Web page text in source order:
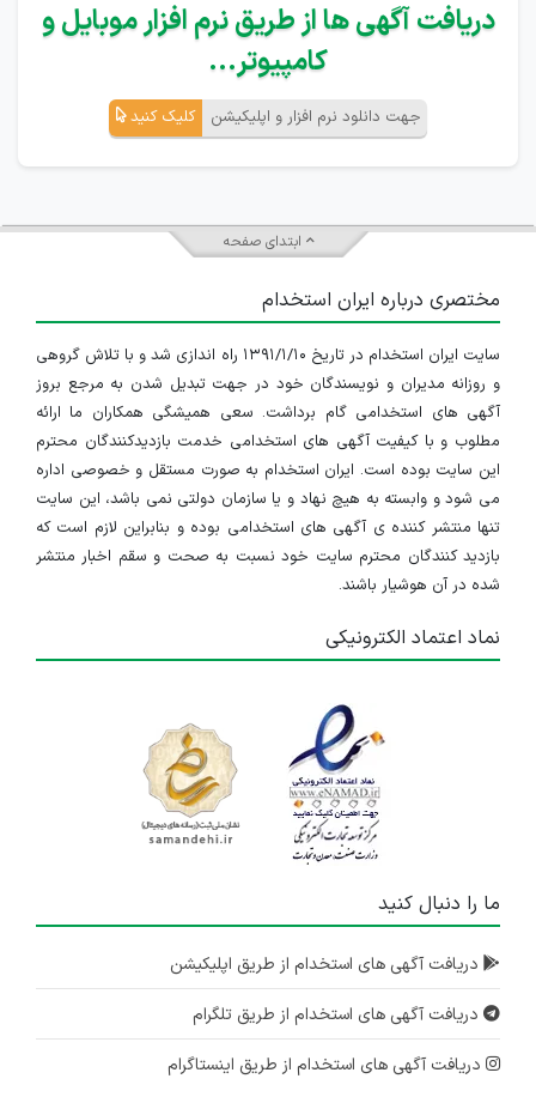
دریافت آگهی ها از طریق نرم افزار موبایل و
کامپیوتر...
جهت دانلود نرم افزار و اپلیکیشن کلیک کنید
ابتدای صفحه
مختصری درباره ایران استخدام
سایت ایران استخدام در تاریخ ۱۳۹۱/۱/۱۰ راه اندازی شد و با تلاش گروهی
و روزانه مدیران و نویسندگان خود در جهت تبدیل شدن به مرجع بروز
آگهی های استخدامی گام برداشت. سعی همیشگی همکاران ما ارائه
مطلوب و با کیفیت آگهی های استخدامی خدمت بازدیدکنندگان محترم
این سایت بوده است. ایران استخدام به صورت مستقل و خصوصی اداره
می شود و وابسته به هیچ نهاد و یا سازمان دولتی نمی باشد، این سایت
تنها منتشر کننده ی آگهی های استخدامی بوده و بنابراین لازم است که
بازدید کنندگان محترم سایت خود نسبت به صحت و سقم اخبار منتشر
شده در آن هوشیار باشند.
نماد اعتماد الکترونیکی
ما را دنبال کنید
دریافت آگهی های استخدام از طریق اپلیکیشن
دریافت آگهی های استخدام از طریق تلگرام
دریافت آگهی های استخدام از طریق اینستاگرام